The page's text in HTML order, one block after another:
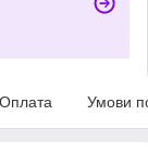
Оплата Умови